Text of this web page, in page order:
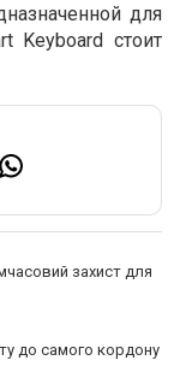
для
Keyboard стоит
захист для
до самого кордону